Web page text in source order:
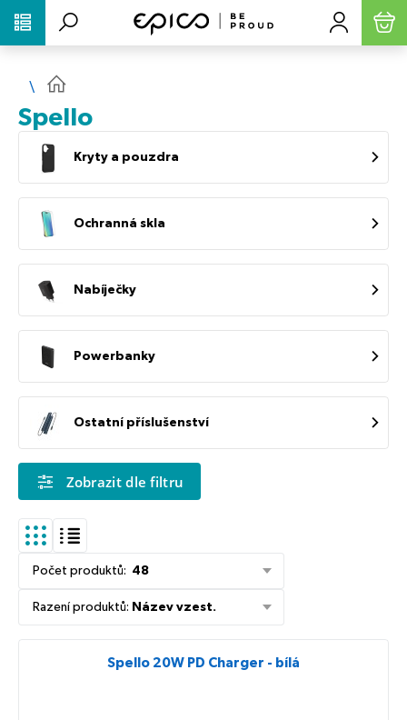
Spello
Kryty a pouzdra
Ochranná skla
Nabíječky
Powerbanky
Ostatní příslušenství
Zobrazit dle filtru
Počet produktů: 48
Řazení produktů: Název vzest.
Spello 20W PD Charger - bílá